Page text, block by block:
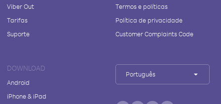
Viber Out
Tarifas
Suporte
Termos e políticas
Política de privacidade
Customer Complaints Code
DOWNLOAD
Android
iPhone & iPad
Português